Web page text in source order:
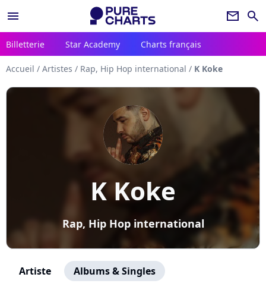
menu newsletter search
Billetterie Star Academy Charts français
Accueil / Artistes / Rap, Hip Hop international / K Koke
K Koke
Rap, Hip Hop international
Artiste Albums & Singles